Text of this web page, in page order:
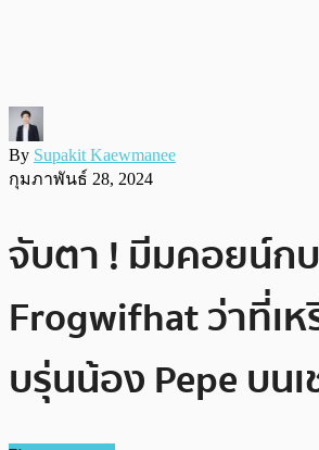
By Supakit Kaewmanee
กุมภาพันธ์ 28, 2024
จับตา ! มีมคอยน์ก
Frogwifhat ว่าที่เ
บรุ่นน้อง Pepe บน